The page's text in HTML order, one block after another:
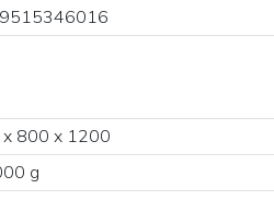
800 x 1200
g